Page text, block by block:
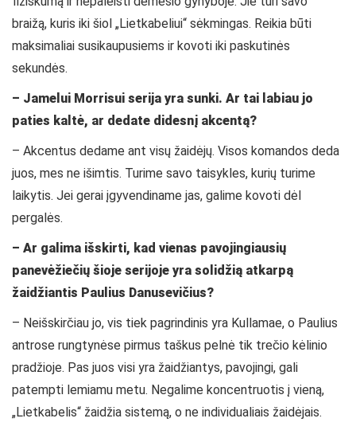
braižą, kuris iki šiol „Lietkabeliui“ sėkmingas. Reikia būti
maksimaliai susikaupusiems ir kovoti iki paskutinės
sekundės.
– Jamelui Morrisui serija yra sunki. Ar tai labiau jo
paties kaltė, ar dedate didesnį akcentą?
– Akcentus dedame ant visų žaidėjų. Visos komandos deda
juos, mes ne išimtis. Turime savo taisykles, kurių turime
laikytis. Jei gerai įgyvendiname jas, galime kovoti dėl
pergalės.
– Ar galima išskirti, kad vienas pavojingiausių
panevėžiečių šioje serijoje yra solidžią atkarpą
žaidžiantis Paulius Danusevičius?
– Neišskirčiau jo, vis tiek pagrindinis yra Kullamae, o Paulius
antrose rungtynėse pirmus taškus pelnė tik trečio kėlinio
pradžioje. Pas juos visi yra žaidžiantys, pavojingi, gali
patempti lemiamu metu. Negalime koncentruotis į vieną,
„Lietkabelis“ žaidžia sistemą, o ne individualiais žaidėjais.